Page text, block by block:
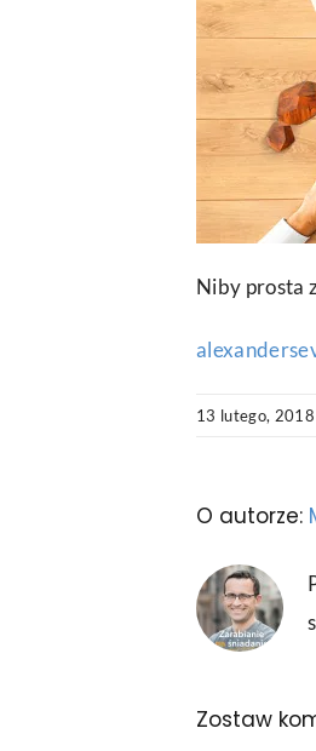
Niby prosta
13 lutego, 2018
O autorze:
Zostaw